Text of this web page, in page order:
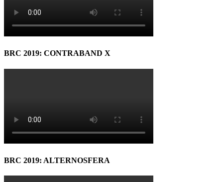
BRC 2019: CONTRABAND X
BRC 2019: ALTERNOSFERA